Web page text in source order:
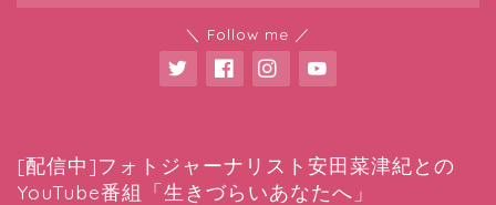
＼ Follow me ／
[配信中]フォトジャーナリスト安田菜津紀との
YouTube番組「生きづらいあなたへ」